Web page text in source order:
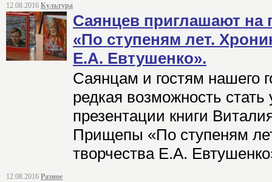
12.08.2016 Культура
Саянцев приглашают на
«По ступеням лет.
Е.А. Евтушенко».
Саянцам и гостям нашего
редкая возможность стать
презентации книги
Прищепы «По ступеням
творчества Е.А.
12.08.2016 Разное